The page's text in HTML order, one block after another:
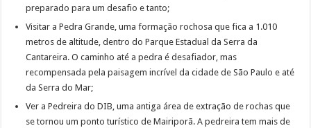
preparado para um desafio e tanto;
Visitar a Pedra Grande, uma formação rochosa que fica a 1.010
metros de altitude, dentro do Parque Estadual da Serra da
Cantareira. O caminho até a pedra é desafiador, mas
recompensada pela paisagem incrível da cidade de São Paulo e até
da Serra do Mar;
Ver a Pedreira do DIB, uma antiga área de extração de rochas que
se tornou um ponto turístico de Mairiporã. A pedreira tem mais de